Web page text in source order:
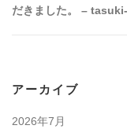
だきました。 –
アーカイブ
2026年7月